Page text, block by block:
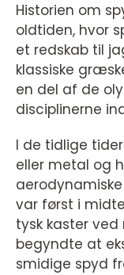
Historien om
oldtiden, hvor
et redskab til
klassiske
en del af de
disciplinerne
I de tidlige
eller metal og
var først i
tysk kaster ved
begyndte at
smidige spyd